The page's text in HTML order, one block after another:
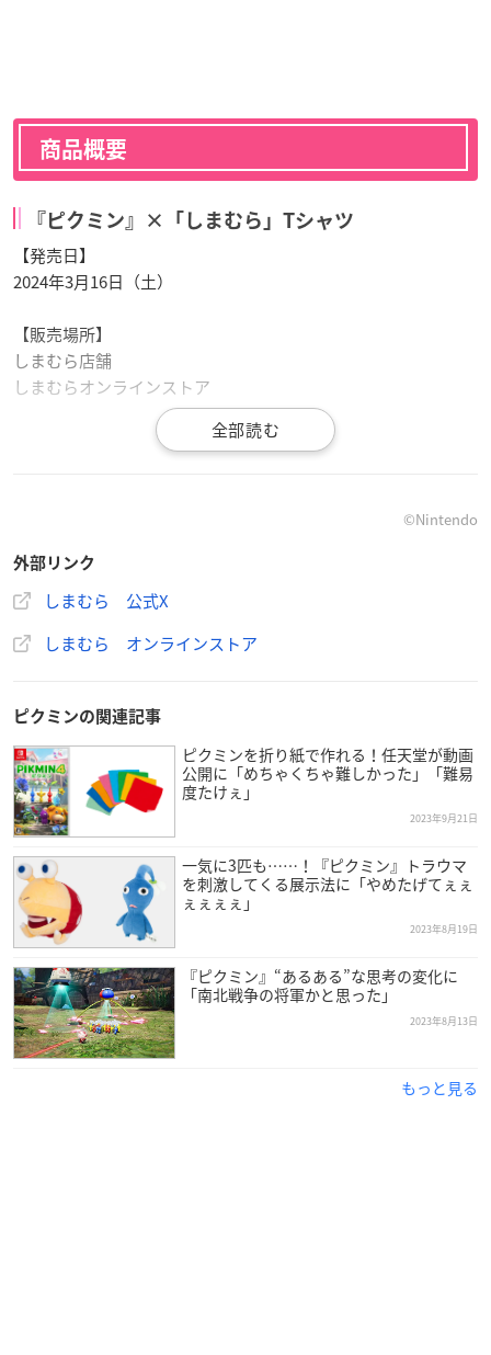
商品概要
『ピクミン』×「しまむら」Tシャツ
【発売日】
2024年3月16日（土）
【販売場所】
しまむら店舗
しまむらオンラインストア
【オンラインストア取扱開始日時】
キッズ・ベビーTシャツ：各1,089円（税込）
Tシャツ：M～LL
全国のしまむら店舗で、3/16（土）より
ー・キッズ・大人商品が発売!
詳しくは、3/16(土)チラシをご覧下さい#しまむらオンラ
インストアでも、3/16(土)PM3時より発売!
オンラインストア↓
※一部店舗とオンラインストアでの取り扱い商品もござい
ます…pic.twitter.com/0uKBFt9DN0
— ファッションセンターしまむら (@shimamura_gr) Marc
h 15, 2024
©Nintendo
外部リンク
しまむら 公式X
しまむら オンラインストア
ピクミンの関連記事
ピクミンを折り紙で作れる！任天堂が動画
公開に「めちゃくちゃ難しかった」「難易
度たけぇ」
2023年9月21日
一気に3匹も……！『ピクミン』トラウマ
を刺激してくる展示法に「やめたげてぇぇ
ぇぇぇぇ」
2023年8月19日
『ピクミン』“あるある”な思考の変化に
「南北戦争の将軍かと思った」
2023年8月13日
もっと見る